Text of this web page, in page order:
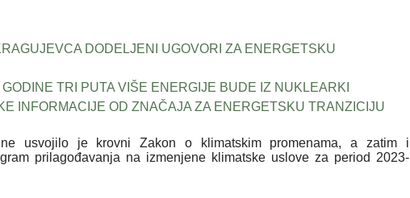
DODELJENI UGOVORI ZA ENERGETSKU
GODINE TRI PUTA VIŠE ENERGIJE BUDE IZ NUKLEARKI
INFORMACIJE OD ZNAČAJA ZA ENERGETSKU TRANZICIJU
usvojilo je krovni Zakon o klimatskim promenama, a zatim i
prilagođavanja na izmenjene klimatske uslove za period 2023-